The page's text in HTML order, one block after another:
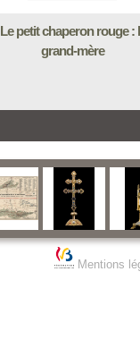
Le petit chaperon rouge :
grand-mère
Mentions